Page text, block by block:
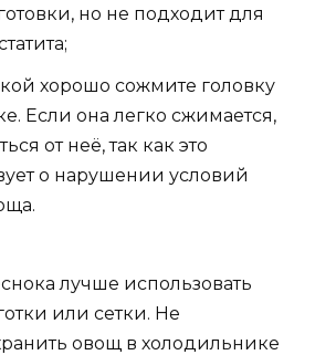
но не подходит для
хорошо сожмите головку
Если она легко сжимается,
от неё, так как это
о нарушении условий
лучше использовать
или сетки. Не
овощ в холодильнике